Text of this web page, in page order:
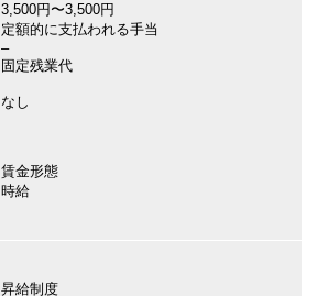
3,500円〜3,500円
定額的に支払われる手当
–
固定残業代
なし
賃金形態
時給
昇給制度